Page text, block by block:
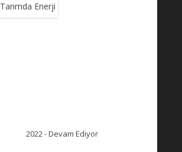
Tarımda Enerji
2022 - Devam Ediyor